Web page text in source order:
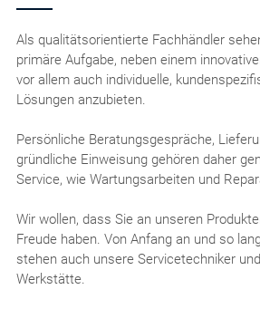
Als qualitätsorientierte Fachhändler
primäre Aufgabe, neben einem
vor allem auch individuelle,
Lösungen anzubieten.
Persönliche Beratungsgespräche,
gründliche Einweisung gehören daher
Service, wie Wartungsarbeiten und
Wir wollen, dass Sie an unseren
Freude haben. Von Anfang an und so
stehen auch unsere Servicetechniker
Werkstätte.